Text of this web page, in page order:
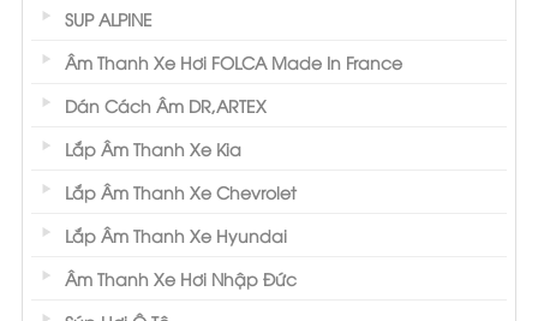
SUP ALPINE
Âm Thanh Xe Hơi FOLCA Made In France
Dán Cách Âm DR,ARTEX
Lắp Âm Thanh Xe Kia
Lắp Âm Thanh Xe Chevrolet
Lắp Âm Thanh Xe Hyundai
Âm Thanh Xe Hơi Nhập Đức